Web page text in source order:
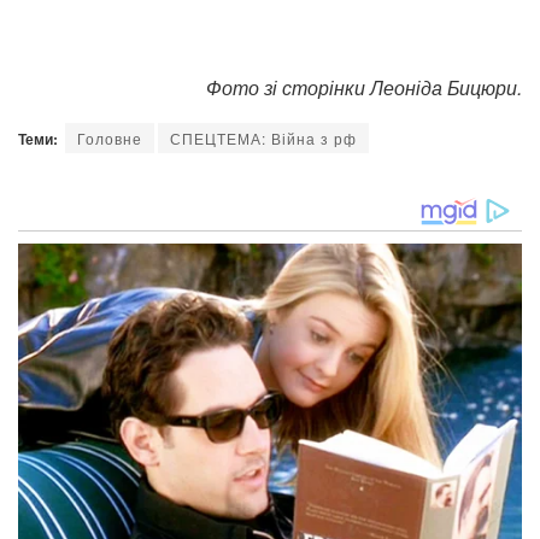
Фото зі сторінки Леоніда Бицюри.
Теми: Головне СПЕЦТЕМА: Війна з рф